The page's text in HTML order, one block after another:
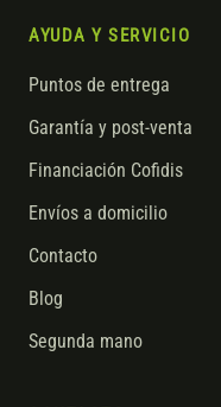
AYUDA Y SERVICIO
Puntos de entrega
Garantía y post-venta
Financiación Cofidis
Envíos a domicilio
Contacto
Blog
Segunda mano